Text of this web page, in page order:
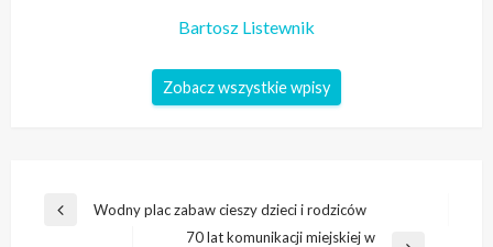
Bartosz Listewnik
Zobacz wszystkie wpisy
Nawigacja
Poprzedni
Wodny plac zabaw cieszy dzieci i rodziców
70 lat komunikacji miejskiej w